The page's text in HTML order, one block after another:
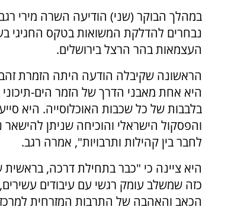
במהלך הבוקר (שני) הודיעה השרה מירי
נבחרים להדלקת המשואות בטקס החגיגי
העצמאות בהר הרצל בירושלים.
הראשונה שקיבלה הודעה היתה הזמרת
היא אחת מאבני הדרך של הזמר הים-תיכוני
בלבבות של כל שכבות האוכלוסייה. היא
והפסקול הישראלי והוכיחה שניתן
לחבר בין קהילות ותרבויות", אמרה רגב.
כזה שמשלב עומק רגשי עם עיבודים
הכאב והאהבה של התרבות המזרחית